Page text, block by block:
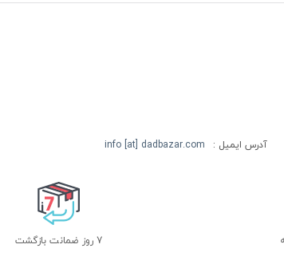
آدرس ایمیل : info [at] dadbazar.com
7 روز ضمانت بازگشت